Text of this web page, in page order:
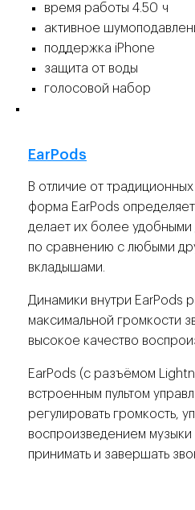
время работы 4.50 ч
активное
поддержка iPhone
защита от воды
голосовой набор
EarPods
В отличие от
форма EarPods
делает их более
по сравнению с любыми
вкладышами.
Динамики внутри EarPods
максимальной громкости
высокое качество
EarPods (с разъёмом
встроенным пультом
регулировать громкость,
воспроизведением музыки
принимать и завершать